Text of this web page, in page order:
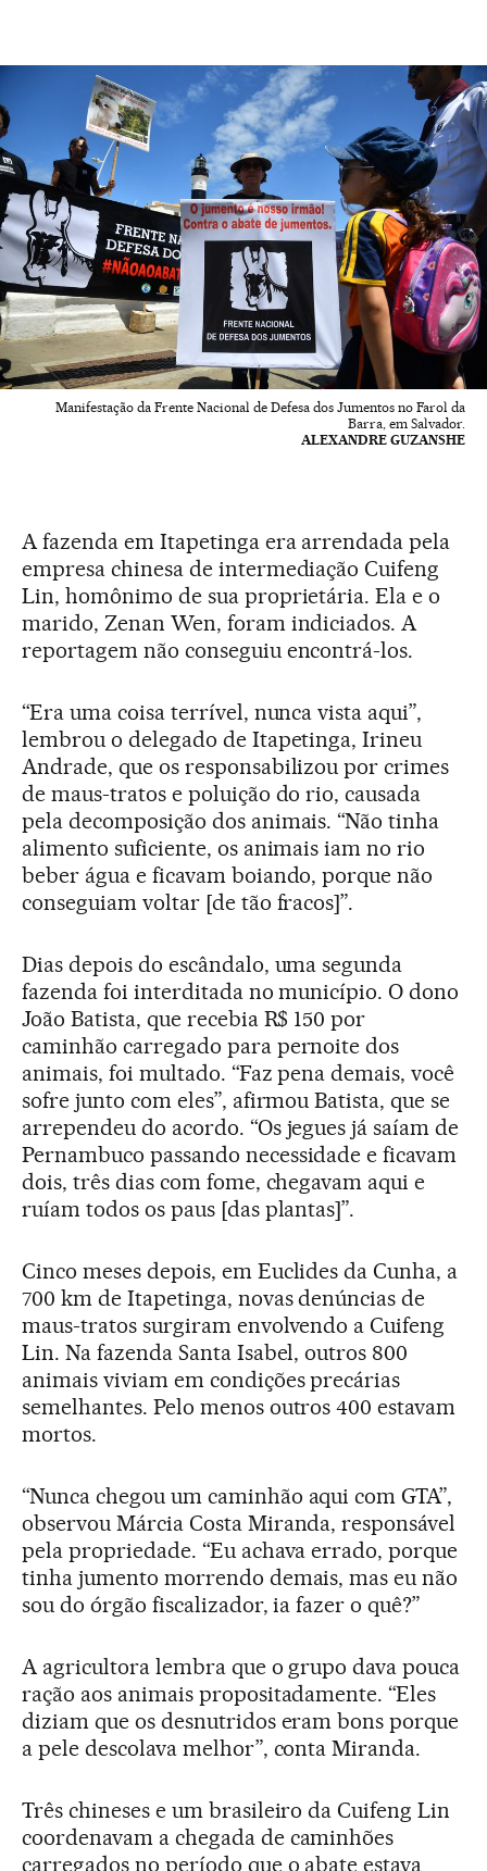
Manifestação da Frente Nacional de Defesa dos Jumentos no Farol da
Barra, em Salvador.
ALEXANDRE GUZANSHE
A fazenda em Itapetinga era arrendada pela
empresa chinesa de intermediação Cuifeng
Lin, homônimo de sua proprietária. Ela e o
marido, Zenan Wen, foram indiciados. A
reportagem não conseguiu encontrá-los.
“Era uma coisa terrível, nunca vista aqui”,
lembrou o delegado de Itapetinga, Irineu
Andrade, que os responsabilizou por crimes
de maus-tratos e poluição do rio, causada
pela decomposição dos animais. “Não tinha
alimento suficiente, os animais iam no rio
beber água e ficavam boiando, porque não
conseguiam voltar [de tão fracos]”.
Dias depois do escândalo, uma segunda
fazenda foi interditada no município. O dono
João Batista, que recebia R$ 150 por
caminhão carregado para pernoite dos
animais, foi multado. “Faz pena demais, você
sofre junto com eles”, afirmou Batista, que se
arrependeu do acordo. “Os jegues já saíam de
Pernambuco passando necessidade e ficavam
dois, três dias com fome, chegavam aqui e
ruíam todos os paus [das plantas]”.
Cinco meses depois, em Euclides da Cunha, a
700 km de Itapetinga, novas denúncias de
maus-tratos surgiram envolvendo a Cuifeng
Lin. Na fazenda Santa Isabel, outros 800
animais viviam em condições precárias
semelhantes. Pelo menos outros 400 estavam
mortos.
“Nunca chegou um caminhão aqui com GTA”,
observou Márcia Costa Miranda, responsável
pela propriedade. “Eu achava errado, porque
tinha jumento morrendo demais, mas eu não
sou do órgão fiscalizador, ia fazer o quê?”
A agricultora lembra que o grupo dava pouca
ração aos animais propositadamente. “Eles
diziam que os desnutridos eram bons porque
a pele descolava melhor”, conta Miranda.
Três chineses e um brasileiro da Cuifeng Lin
coordenavam a chegada de caminhões
carregados no período que o abate estava